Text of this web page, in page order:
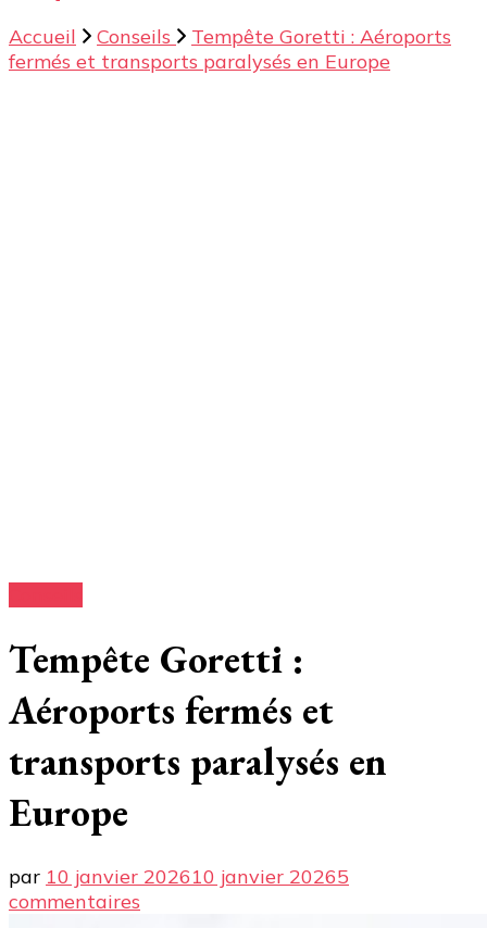
Accueil Conseils
Tempête Goretti : Aéroports
fermés et transports paralysés en Europe
Tempête Goretti :
Aéroports fermés et
transports paralysés en
Europe
par 10 janvier 202610 janvier 20265
commentaires